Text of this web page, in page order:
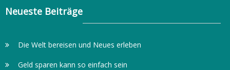
Neueste Beiträge
Die Welt bereisen und Neues erleben
Geld sparen kann so einfach sein